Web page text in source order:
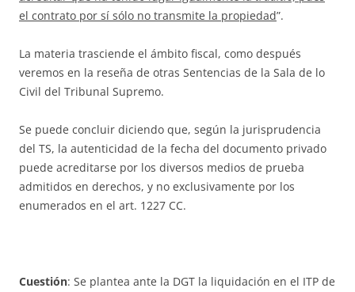
el contrato por sí sólo no transmite la propiedad”.
La materia trasciende el ámbito fiscal, como después
veremos en la reseña de otras Sentencias de la Sala de lo
Civil del Tribunal Supremo.
Se puede concluir diciendo que, según la jurisprudencia
del TS, la autenticidad de la fecha del documento privado
puede acreditarse por los diversos medios de prueba
admitidos en derechos, y no exclusivamente por los
enumerados en el art. 1227 CC.
Cuestión: Se plantea ante la DGT la liquidación en el ITP de